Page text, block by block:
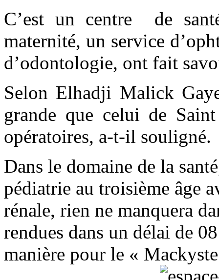
C’est un centre de
maternité, un service
d’odontologie, ont fait
Selon Elhadji Malick
grande que celui de
opératoires, a-t-il souligné.
Dans le domaine de la
pédiatrie au troisième âge
rénale, rien ne manquera
rendues dans un délai de
manière pour le «